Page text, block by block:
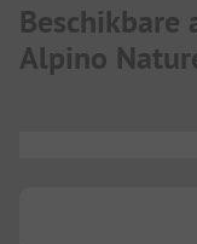
Beschikbare
Alpino